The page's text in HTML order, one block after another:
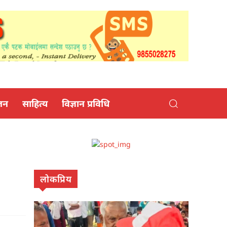
साहित्य विज्ञान प्रविधि
लोकप्रिय